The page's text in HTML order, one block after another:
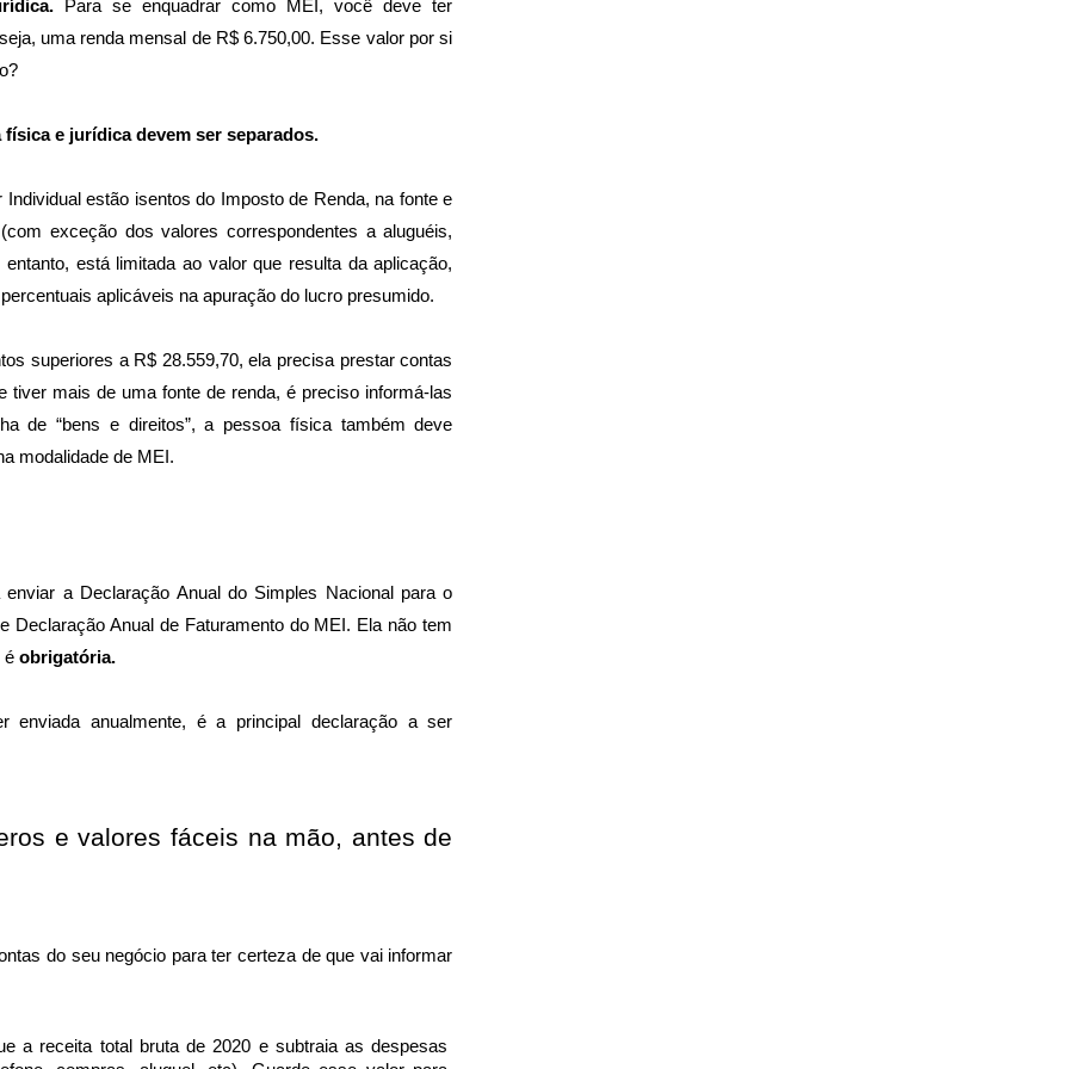
Para se enquadrar como MEI, você deve ter
uma renda mensal de R$ 6.750,00. Esse valor por si
e jurídica devem ser separados.
estão isentos do Imposto de Renda, na fonte e
exceção dos valores correspondentes a aluguéis,
está limitada ao valor que resulta da aplicação,
aplicáveis na apuração do lucro presumido.
superiores a R$ 28.559,70, ela precisa prestar contas
mais de uma fonte de renda, é preciso informá-las
de “bens e direitos”, a pessoa física também deve
modalidade de MEI.
a Declaração Anual do Simples Nacional para o
Declaração Anual de Faturamento do MEI. Ela não tem
é obrigatória.
enviada anualmente, é a principal declaração a ser
e valores fáceis na mão, antes de
do seu negócio para ter certeza de que vai informar
a receita total bruta de 2020 e subtraia as despesas